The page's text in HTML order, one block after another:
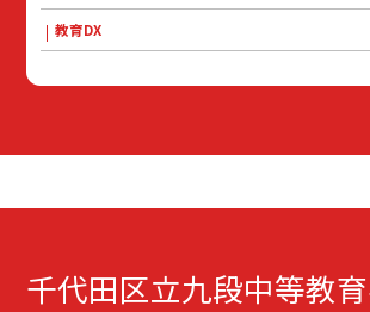
教育DX
千代田区立九段中等教